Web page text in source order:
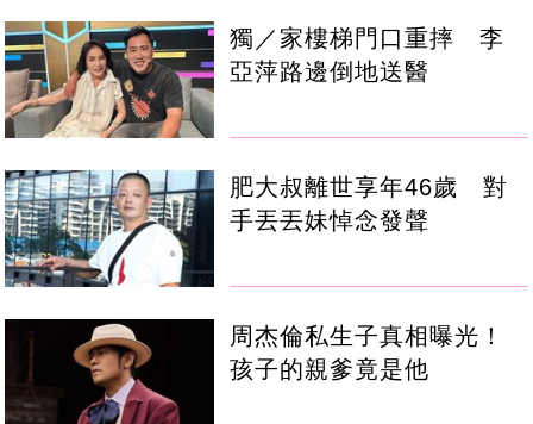
獨／家樓梯門口重摔 李
亞萍路邊倒地送醫
肥大叔離世享年46歲 對
手丟丟妹悼念發聲
周杰倫私生子真相曝光！
孩子的親爹竟是他